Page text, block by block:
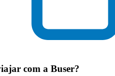
com a Buser?